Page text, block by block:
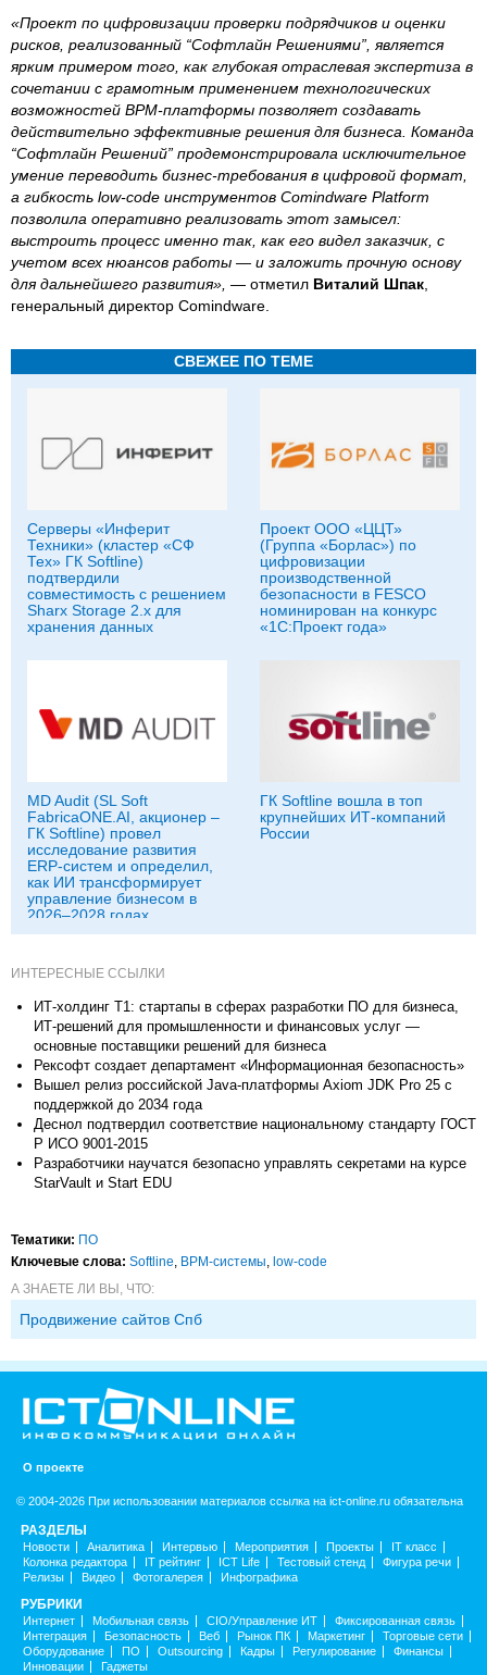
«Проект по цифровизации проверки подрядчиков и оценки
рисков, реализованный “Софтлайн Решениями”, является
ярким примером того, как глубокая отраслевая экспертиза в
сочетании с грамотным применением технологических
возможностей BPM-платформы позволяет создавать
действительно эффективные решения для бизнеса. Команда
“Софтлайн Решений” продемонстрировала исключительное
умение переводить бизнес-требования в цифровой формат,
а гибкость low-code инструментов Comindware Platform
позволила оперативно реализовать этот замысел:
выстроить процесс именно так, как его видел заказчик, с
учетом всех нюансов работы — и заложить прочную основу
для дальнейшего развития», — отметил Виталий Шпак
генеральный директор Comindware.
СВЕЖЕЕ ПО ТЕМЕ
Серверы «Инферит
Техники» (кластер «СФ
Тех» ГК Softline)
подтвердили
совместимость с решением
Sharx Storage 2.x для
хранения данных
Проект ООО «ЦЦТ»
(Группа «Борлас») по
цифровизации
производственной
безопасности в FESCO
номинирован на конкурс
«1С:Проект года»
MD Audit (SL Soft
FabricaONE.AI, акционер –
ГК Softline) провел
исследование развития
ERP-систем и определил,
как ИИ трансформирует
управление бизнесом в
2026–2028 годах
ГК Softline вошла в топ
крупнейших ИТ-компаний
России
ИНТЕРЕСНЫЕ ССЫЛКИ
ИТ-холдинг Т1: стартапы в сферах разработки ПО для бизнеса,
ИТ-решений для промышленности и финансовых услуг —
основные поставщики решений для бизнеса
Рексофт создает департамент «Информационная безопасность»
Вышел релиз российской Java-платформы Axiom JDK Pro 25 с
поддержкой до 2034 года
Деснол подтвердил соответствие национальному стандарту ГОСТ
Р ИСО 9001-2015
Разработчики научатся безопасно управлять секретами на курсе
StarVault и Start EDU
Тематики: ПО
Ключевые слова: Softline, BPM-системы, low-code
А ЗНАЕТЕ ЛИ ВЫ, ЧТО:
Продвижение сайтов Спб
О проекте
© 2004-2026 При использовании материалов ссылка на ict-online.ru обязательна
РАЗДЕЛЫ
Новости Аналитика Интервью Мероприятия Проекты
IT класс
Колонка редактора
IT рейтинг ICT Life Тестовый стенд
Фигура речи
Релизы
Видео Фотогалерея Инфографика
РУБРИКИ
Интернет Мобильная связь CIO/Управление ИТ
Фиксированная связь
Интеграция
Безопасность Веб Рынок ПК Маркетинг
Торговые сети
Оборудование
ПО Outsourcing Кадры Регулирование
Финансы
Инновации
Гаджеты